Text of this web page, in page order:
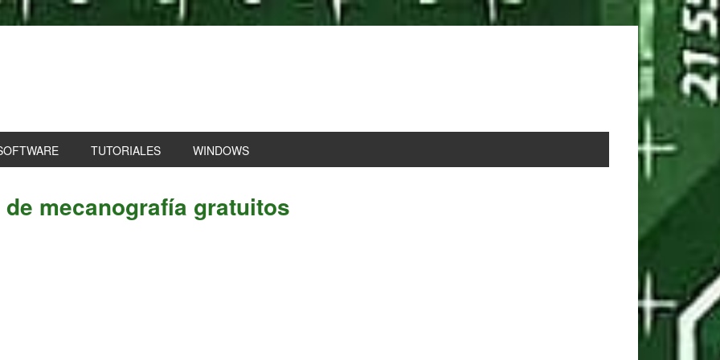
TUTORIALES WINDOWS
mecanografía gratuitos